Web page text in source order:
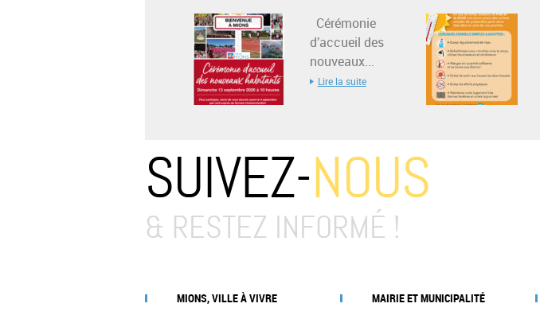
Cérémonie
d’accueil des
nouveaux...
Lire la suite
SUIVEZ-NOUS
& RESTEZ INFORMÉ !
MIONS, VILLE À VIVRE MAIRIE ET MUNICIPALITÉ